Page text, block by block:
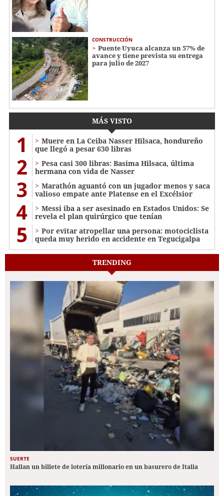
CONSTRUCCIÓN
Puente Uyuca alcanza un 57% de
avance y tiene prevista su entrega
para julio de 2027
MÁS VISTO
1
Muere en La Ceiba Nasser Hilsaca, hondureño
que llegó a pesar 630 libras
2
Pesa casi 300 libras: Basima Hilsaca, última
hermana con vida de Nasser
3
Marathón aguantó con un jugador menos y saca
valioso empate ante Platense en el Excélsior
4
Messi iba a ser asesinado en Estados Unidos: Se
revela el plan quirúrgico que tenían
5
Por evitar atropellar una persona: motociclista
queda muy herido en accidente en Tegucigalpa
TRENDING
SUERTE
Hallan un billete de lotería millonario en un basurero de Italia